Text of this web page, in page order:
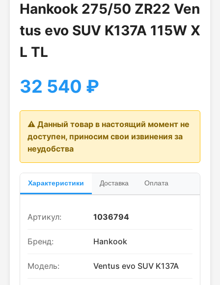
Hankook 275/50 ZR22 Ven
tus evo SUV K137A 115W X
L TL
32 540 ₽
⚠️ Данный товар в настоящий момент не
доступен, приносим свои извинения за
неудобства
Характеристики Доставка Оплата
Артикул: 1036794
Бренд: Hankook
Модель: Ventus evo SUV K137A